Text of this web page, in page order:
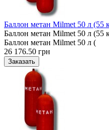
Баллон метан Milmet 50 л (55
Баллон метан Milmet 50 л (55
Баллон метан Milmet 50 л (
26 176.50 грн